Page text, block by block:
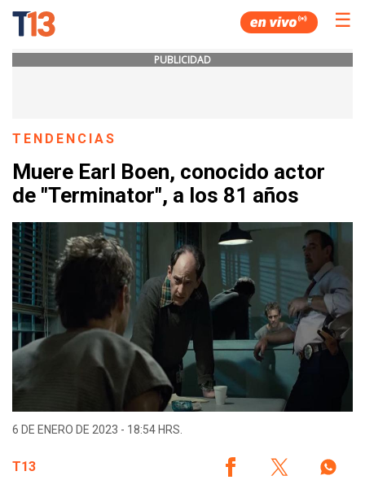
☰
PUBLICIDAD
TENDENCIAS
Muere Earl Boen, conocido actor
de "Terminator", a los 81 años
6 DE ENERO DE 2023 - 18:54 HRS.
T13